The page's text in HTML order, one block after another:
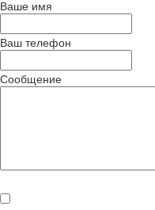
Ваше имя
Ваш телефон
Сообщение